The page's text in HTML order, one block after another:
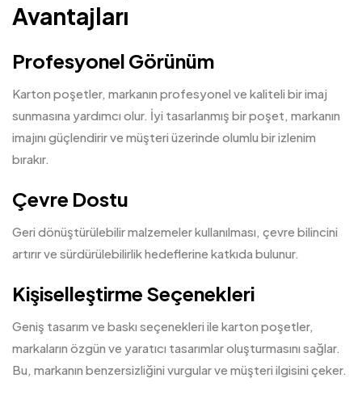
Avantajları
Profesyonel Görünüm
Karton poşetler, markanın profesyonel ve kaliteli bir imaj
sunmasına yardımcı olur. İyi tasarlanmış bir poşet, markanın
imajını güçlendirir ve müşteri üzerinde olumlu bir izlenim
bırakır.
Çevre Dostu
Geri dönüştürülebilir malzemeler kullanılması, çevre bilincini
artırır ve sürdürülebilirlik hedeflerine katkıda bulunur.
Kişiselleştirme Seçenekleri
Geniş tasarım ve baskı seçenekleri ile karton poşetler,
markaların özgün ve yaratıcı tasarımlar oluşturmasını sağlar.
Bu, markanın benzersizliğini vurgular ve müşteri ilgisini çeker.